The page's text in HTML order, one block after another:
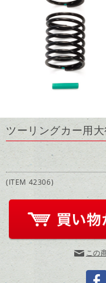
ツーリングカー用
(ITEM 42306)
この